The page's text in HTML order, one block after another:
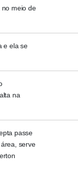
no meio de
e ela se
na
passe
serve